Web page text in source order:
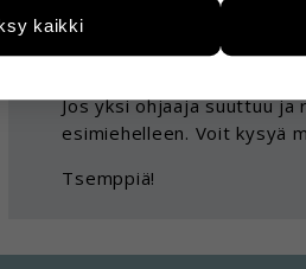
Ohjaaja ei tietenkään saisi
Hyvä että olet jutellut
Jos yksi ohjaaja suuttuu ja
esimiehelleen. Voit kysyä
Tsemppiä!
sivustoamme vastaamaan
kävijämääristä ja
kuitenkaan kerää
näiden evästeiden käytön.
kaikki